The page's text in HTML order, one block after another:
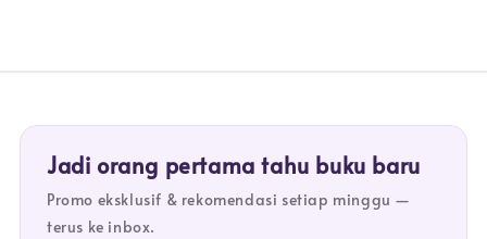
Jadi orang pertama tahu buku baru
Promo eksklusif & rekomendasi setiap minggu —
terus ke inbox.